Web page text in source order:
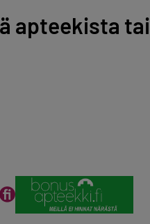
apteekista tai